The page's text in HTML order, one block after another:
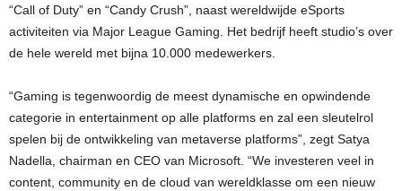
“Call of Duty” en “Candy Crush”, naast wereldwijde eSports
activiteiten via Major League Gaming. Het bedrijf heeft studio’s over
de hele wereld met bijna 10.000 medewerkers.
“Gaming is tegenwoordig de meest dynamische en opwindende
categorie in entertainment op alle platforms en zal een sleutelrol
spelen bij de ontwikkeling van metaverse platforms”, zegt Satya
Nadella, chairman en CEO van Microsoft. “We investeren veel in
content, community en de cloud van wereldklasse om een nieuw